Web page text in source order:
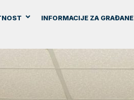
INFORMACIJE ZA GRAĐANE